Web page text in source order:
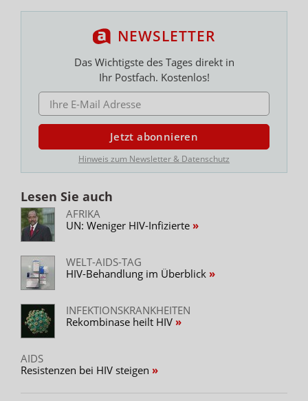
NEWSLETTER
Das Wichtigste des Tages direkt in
Ihr Postfach. Kostenlos!
E-MAIL ADRESSE
Jetzt abonnieren
Hinweis zum Newsletter & Datenschutz
Lesen Sie auch
AFRIKA
UN: Weniger HIV-Infizierte
WELT-AIDS-TAG
HIV-Behandlung im Überblick
INFEKTIONSKRANKHEITEN
Rekombinase heilt HIV
AIDS
Resistenzen bei HIV steigen